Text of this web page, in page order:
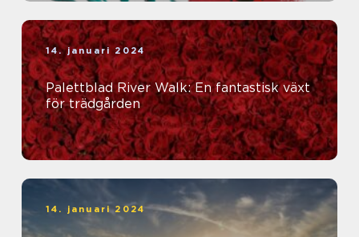
14. januari 2024
Palettblad River Walk: En fantastisk växt
för trädgården
14. januari 2024